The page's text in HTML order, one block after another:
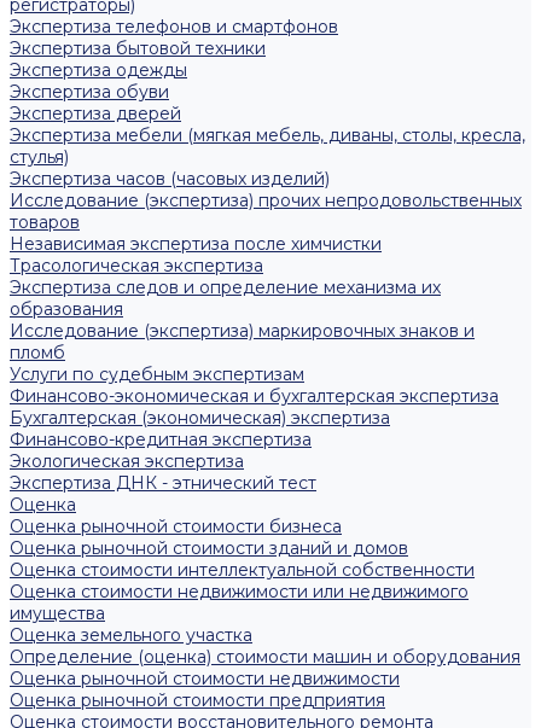
регистраторы)
Экспертиза телефонов и смартфонов
Экспертиза бытовой техники
Экспертиза одежды
Экспертиза обуви
Экспертиза дверей
Экспертиза мебели (мягкая мебель, диваны, столы, кресла,
стулья)
Экспертиза часов (часовых изделий)
Исследование (экспертиза) прочих непродовольственных
товаров
Независимая экспертиза после химчистки
Трасологическая экспертиза
Экспертиза следов и определение механизма их
образования
Исследование (экспертиза) маркировочных знаков и
пломб
Услуги по судебным экспертизам
Финансово-экономическая и бухгалтерская экспертиза
Бухгалтерская (экономическая) экспертиза
Финансово-кредитная экспертиза
Экологическая экспертиза
Экспертиза ДНК - этнический тест
Оценка
Оценка рыночной стоимости бизнеса
Оценка рыночной стоимости зданий и домов
Оценка стоимости интеллектуальной собственности
Оценка стоимости недвижимости или недвижимого
имущества
Оценка земельного участка
Определение (оценка) стоимости машин и оборудования
Оценка рыночной стоимости недвижимости
Оценка рыночной стоимости предприятия
Оценка стоимости восстановительного ремонта